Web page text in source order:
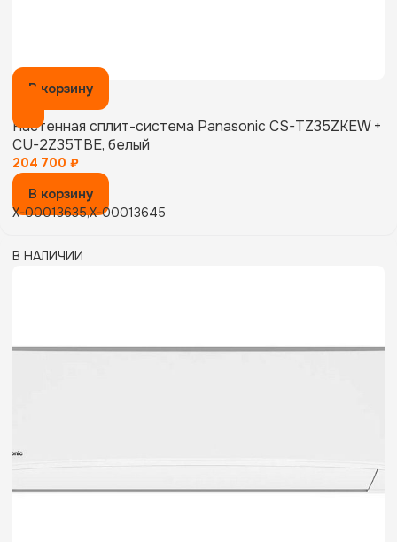
В корзину
Настенная сплит-система Panasonic CS-TZ35ZKEW +
CU-2Z35TBE, белый
204 700 ₽
В корзину
X-00013635,X-00013645
В НАЛИЧИИ